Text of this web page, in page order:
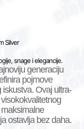
Silver
snage i elegancije.
generaciju
pojmove
iskustva. Ovaj ultra-
visokokvalitetnog
ostavlja bez daha.